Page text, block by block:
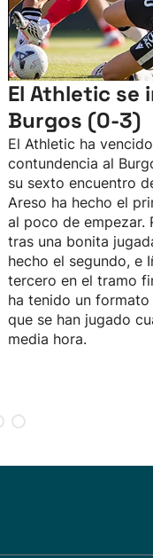
El Athletic se
Burgos (0-3)
El Athletic ha
contundencia al
su sexto encuentro
Areso ha hecho el
al poco de empezar.
tras una bonita
hecho el segundo, e
tercero en el tramo
ha tenido un
que se han jugado
media hora.